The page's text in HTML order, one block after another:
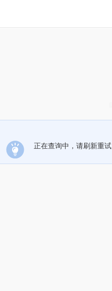
正在查询中，请刷新重试